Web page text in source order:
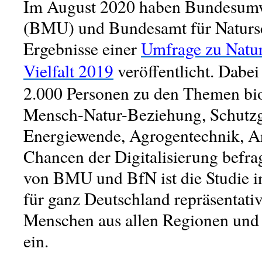
Im August 2020 haben
(BMU) und Bundesamt für
Ergebnisse einerUmfrage zu
Vielfalt 2019 veröffentlicht.
2.000 Personen zu den Themen
Mensch-Natur-Beziehung,
Energiewende, Agrogentechnik,
Chancen der Digitalisierung
von BMU und BfN ist die Studie
für ganz Deutschland
Menschen aus allen Regionen
ein.